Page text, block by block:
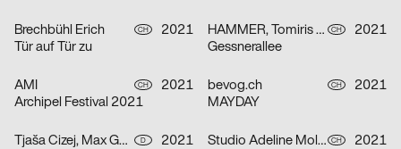
Brechbühl Erich CH
2021
Tür auf Tür zu
HAMMER, Tomiris Shyngyssova CH
2021
Gessnerallee
AMI CH
2021
Archipel Festival 2021
bevog.ch CH
2021
MAYDAY
Tjaša Cizej, Max Gültig, Laura Hähnel, Basil Haug D
2021
Studio Adeline Mollard, Coboi CH
2021